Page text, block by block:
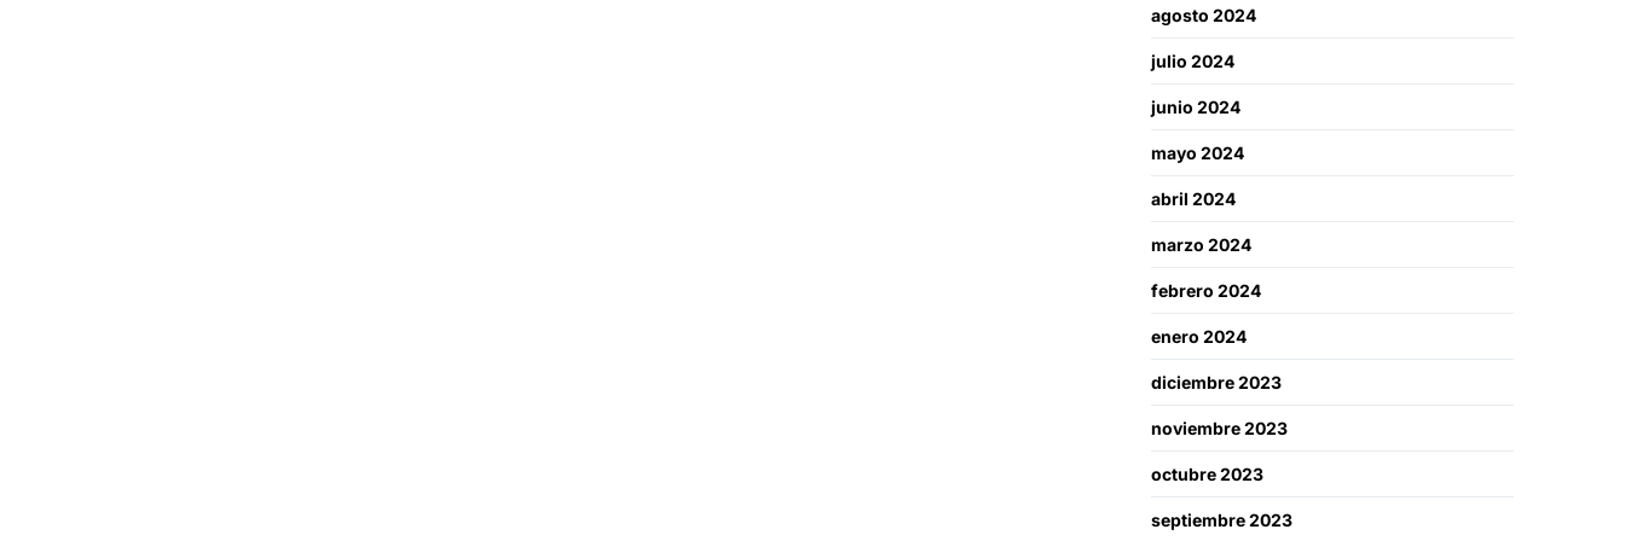
agosto 2024
julio 2024
junio 2024
mayo 2024
abril 2024
marzo 2024
febrero 2024
enero 2024
diciembre 2023
noviembre 2023
octubre 2023
septiembre 2023